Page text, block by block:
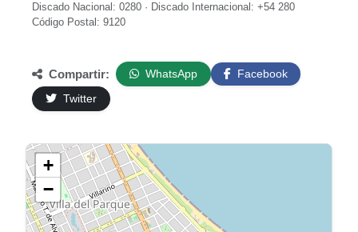
Discado Nacional: 0280 · Discado Internacional: +54 280
Código Postal: 9120
Compartir: WhatsApp
Facebook
Twitter
+
−